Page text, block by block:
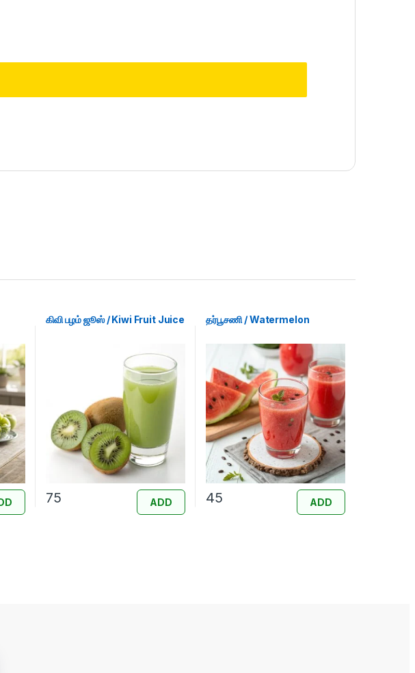
கிவி பழம் ஜூஸ் / Kiwi Fruit Juice
75 ADD
தர்பூசணி / Watermelon
45 ADD